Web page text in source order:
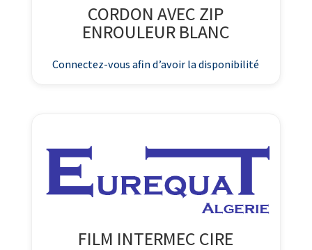
CORDON AVEC ZIP
ENROULEUR BLANC
Connectez-vous afin d’avoir la disponibilité
FILM INTERMEC CIRE